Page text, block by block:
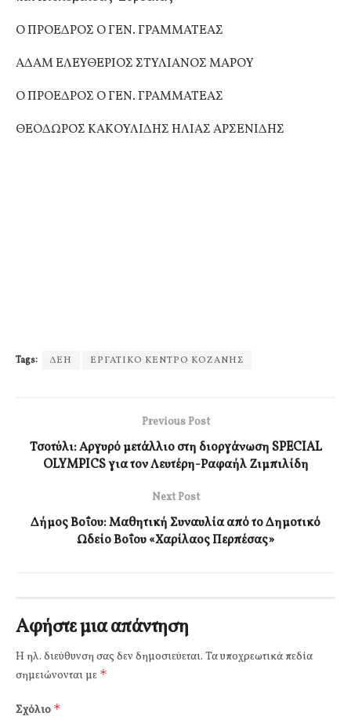
Ο ΠΡΟΕΔΡΟΣ Ο ΓΕΝ. ΓΡΑΜΜΑΤΕΑΣ
ΑΔΑΜ ΕΛΕΥΘΕΡΙΟΣ ΣΤΥΛΙΑΝΟΣ ΜΑΡΟΥ
Ο ΠΡΟΕΔΡΟΣ Ο ΓΕΝ. ΓΡΑΜΜΑΤΕΑΣ
ΘΕΟΔΩΡΟΣ ΚΑΚΟΥΛΙΔΗΣ ΗΛΙΑΣ ΑΡΣΕΝΙΔΗΣ
Tags: ΔΕΗ ΕΡΓΑΤΙΚΟ ΚΕΝΤΡΟ ΚΟΖΑΝΗΣ
Previous Post
Τσοτύλι: Αργυρό μετάλλιο στη διοργάνωση SPECIAL
OLYMPICS για τον Λευτέρη-Ραφαήλ Ζιμπιλίδη
Next Post
Δήμος Βοΐου: Μαθητική Συναυλία από το Δημοτικό
Ωδείο Βοΐου «Χαρίλαος Περπέσας»
Αφήστε μια απάντηση
Η ηλ. διεύθυνση σας δεν δημοσιεύεται. Τα υποχρεωτικά πεδία
σημειώνονται με *
Σχόλιο *